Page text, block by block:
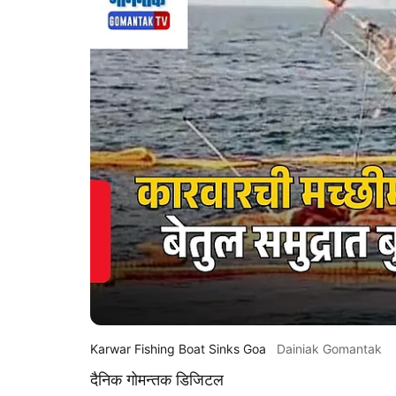
Karwar Fishing Boat Sinks Goa Dainiak Gomantak
दैनिक गोमन्तक डिजिटल